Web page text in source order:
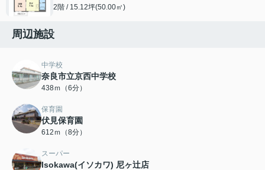
2階 / 15.12坪(50.00㎡)
周辺施設
中学校
奈良市立京西中学校
438ｍ（6分）
保育園
伏見保育園
612ｍ（8分）
スーパー
Isokawa(イソカワ) 尼ヶ辻店